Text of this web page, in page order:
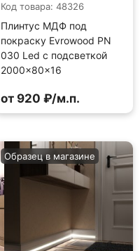
Код товара: 48326
Плинтус МДФ под
покраску Evrowood PN
030 Led с подсветкой
2000×80×16
от 920 ₽/м.п.
Образец в магазине